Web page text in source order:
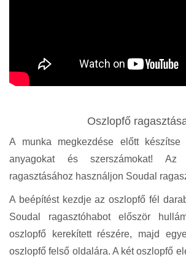
Oszlopfő
A munka megkezdése előtt
anyagokat és szerszámokat! Az
ragasztásához használjon Soudal
A beépítést kezdje az oszlopfő fél
Soudal ragasztóhabot először
oszlopfő kerekített részére, majd
oszlopfő felső oldalára. A két oszlopfő